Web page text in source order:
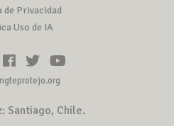
de Privacidad
Uso de IA
Santiago, Chile.